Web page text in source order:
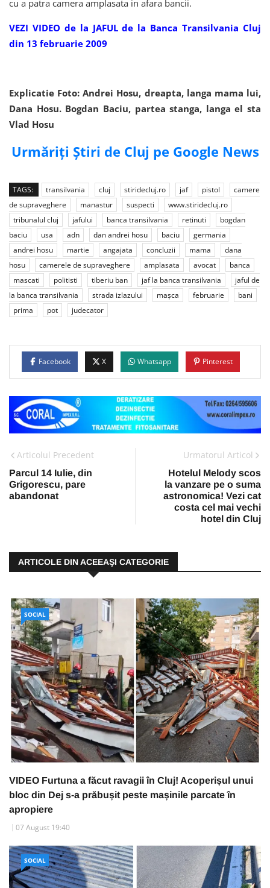
cu a patra camera amplasata in afara bancii.
VEZI VIDEO de la JAFUL de la Banca Transilvania Cluj
din 13 februarie 2009
Explicatie Foto: Andrei Hosu, dreapta, langa mama lui,
Dana Hosu. Bogdan Baciu, partea stanga, langa el sta
Vlad Hosu
Urmăriți Știri de Cluj pe Google News
TAGS: transilvania cluj stiridecluj.ro jaf pistol
camere
de supraveghere
manastur suspecti
www.stiridecluj.ro
tribunalul cluj
jafului banca transilvania retinuti
bogdan
baciu
usa adn dan andrei hosu baciu
germania
andrei hosu
martie angajata concluzii mama
dana
hosu
camerele de supraveghere amplasata avocat
banca
mascati
politisti tiberiu ban jaf la banca transilvania
jaful de
la banca transilvania
strada izlazului mașca februarie
bani
prima
pot judecator
Facebook X Whatsapp Pinterest
Articolul Precedent
Parcul 14 Iulie, din
Grigorescu, pare
abandonat
Urmatorul Articol
Hotelul Melody scos
la vanzare pe o suma
astronomica! Vezi cat
costa cel mai vechi
hotel din Cluj
ARTICOLE DIN ACEEAŞI CATEGORIE
SOCIAL
VIDEO Furtuna a făcut ravagii în Cluj! Acoperișul unui
bloc din Dej s-a prăbușit peste mașinile parcate în
apropiere
07 August 19:40
SOCIAL